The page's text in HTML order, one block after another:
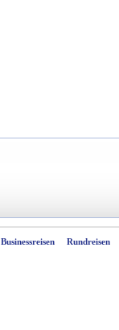
Businessreisen Rundreisen